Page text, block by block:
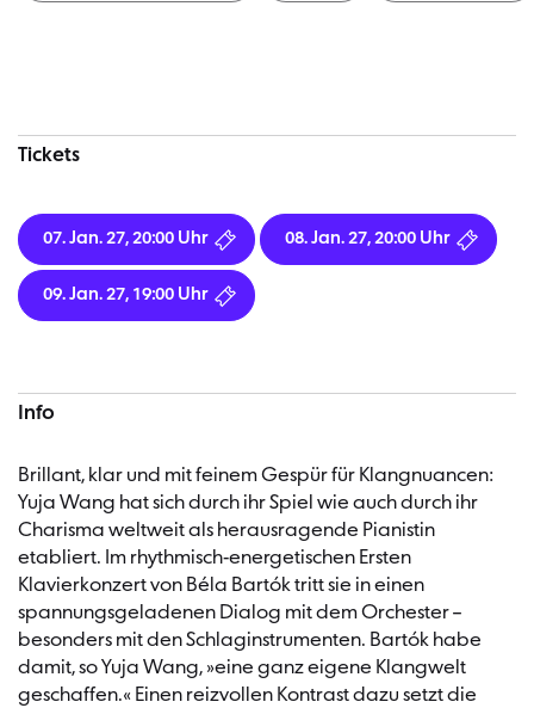
Tickets
07. Jan. 27, 20:00 Uhr 08. Jan. 27, 20:00 Uhr
09. Jan. 27, 19:00 Uhr
Info
Brillant, klar und mit feinem Gespür für Klangnuancen:
Yuja Wang hat sich durch ihr Spiel wie auch durch ihr
Charisma weltweit als herausragende Pianistin
etabliert. Im rhythmisch-energetischen Ersten
Klavierkonzert von Béla Bartók tritt sie in einen
spannungsgeladenen Dialog mit dem Orchester –
besonders mit den Schlaginstrumenten. Bartók habe
damit, so Yuja Wang, »eine ganz eigene Klangwelt
geschaffen.« Einen reizvollen Kontrast dazu setzt die